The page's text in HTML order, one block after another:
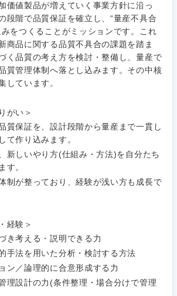
価値製品が増えていく事業方針に沿っ
段階で品質保証を確立し、“量産不具合
をつくることがミッションです。これ
商品に関する品質不具合の課題を踏ま
く品質の考え方を検討・整備し、量産で
質管理体制へ落とし込みます。その中核
しています。
がい＞
質保証を、設計段階から量産まで一貫し
て作り込みます。
新しいやり方(仕組み・方法)を自分たち
す。
制が整っており、経験が浅い方も成長で
経験＞
き考える・説明できる力
手法を用いた分析・検討する方法
ン／論理的に合意形成する力
理設計の力(条件整理・場合分けで管理
すべての経営企画・事業企
画
事業企画・事業開発
新規事業企画・立上げ
M&A・事業投資
政策渉外
その他企画業務
企画
・資源・環境
械・船舶
・半導体
・金属
品・アパレル・消費財
・ヘルスケア・ライフサイエンス
産
北地方
青森県
岩手県
20代 30代
条件を入力ください
スタートアップ企
業